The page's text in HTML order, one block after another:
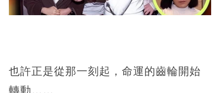
也許正是從那一刻起，命運的齒輪開始
轉動……